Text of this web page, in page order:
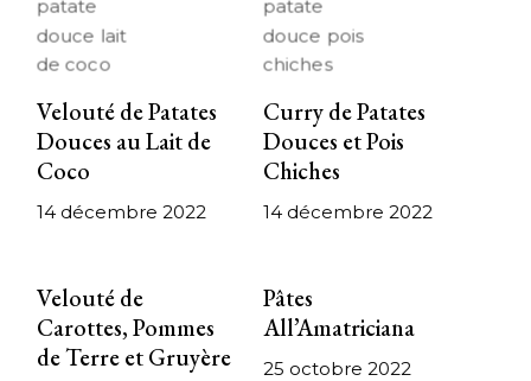
Velouté de Patates
Douces au Lait de
Coco
14 décembre 2022
Curry de Patates
Douces et Pois
Chiches
14 décembre 2022
Velouté de
Carottes, Pommes
de Terre et Gruyère
Pâtes
All’Amatriciana
25 octobre 2022